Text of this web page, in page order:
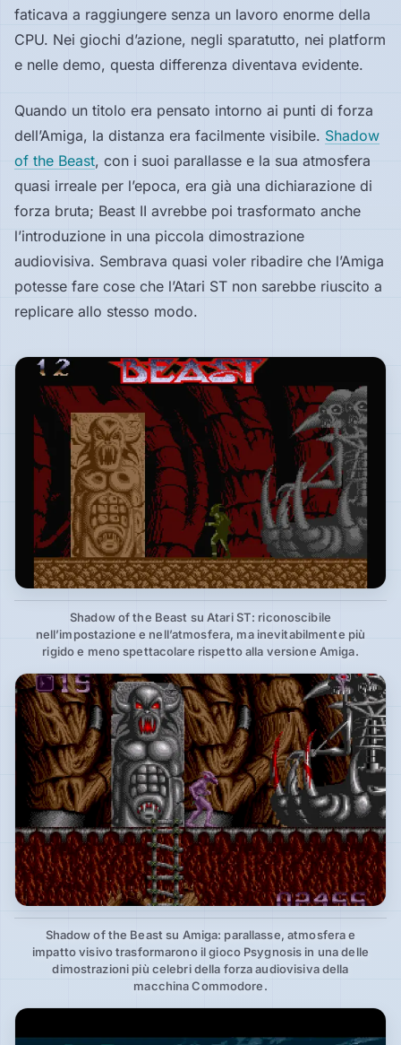
faticava a raggiungere senza un lavoro enorme della
CPU. Nei giochi d’azione, negli sparatutto, nei platform
e nelle demo, questa differenza diventava evidente.
Quando un titolo era pensato intorno ai punti di forza
dell’Amiga, la distanza era facilmente visibile. Shadow
of the Beast, con i suoi parallasse e la sua atmosfera
quasi irreale per l’epoca, era già una dichiarazione di
forza bruta; Beast II avrebbe poi trasformato anche
l’introduzione in una piccola dimostrazione
audiovisiva. Sembrava quasi voler ribadire che l’Amiga
potesse fare cose che l’Atari ST non sarebbe riuscito a
replicare allo stesso modo.
Shadow of the Beast su Atari ST: riconoscibile
nell’impostazione e nell’atmosfera, ma inevitabilmente più
rigido e meno spettacolare rispetto alla versione Amiga.
Shadow of the Beast su Amiga: parallasse, atmosfera e
impatto visivo trasformarono il gioco Psygnosis in una delle
dimostrazioni più celebri della forza audiovisiva della
macchina Commodore.